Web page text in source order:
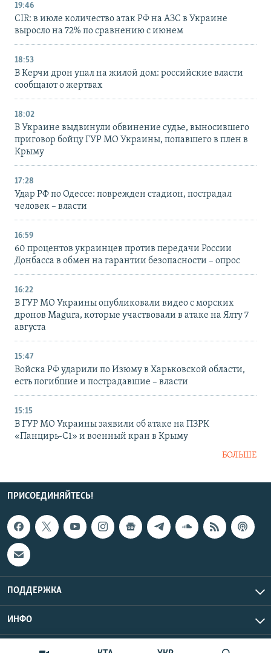
19:46
CIR: в июле количество атак РФ на АЗС в Украине
выросло на 72% по сравнению с июнем
18:53
В Керчи дрон упал на жилой дом: российские власти
сообщают о жертвах
18:02
В Украине выдвинули обвинение судье, выносившего
приговор бойцу ГУР МО Украины, попавшего в плен в
Крыму
17:28
Удар РФ по Одессе: поврежден стадион, пострадал
человек – власти
16:59
60 процентов украинцев против передачи России
Донбасса в обмен на гарантии безопасности – опрос
16:22
В ГУР МО Украины опубликовали видео с морских
дронов Magura, которые участвовали в атаке на Ялту 7
августа
15:47
Войска РФ ударили по Изюму в Харьковской области,
есть погибшие и пострадавшие – власти
15:15
В ГУР МО Украины заявили об атаке на ПЗРК
«Панцирь-С1» и военный кран в Крыму
БОЛЬШЕ
ПРИСОЕДИНЯЙТЕСЬ!
ПОДДЕРЖКА
ИНФО